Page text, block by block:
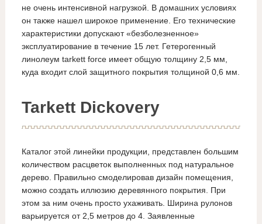
не очень интенсивной нагрузкой. В домашних условиях
он также нашел широкое применение. Его технические
характеристики допускают «безболезненное»
эксплуатирование в течение 15 лет. Гетерогенный
линолеум tarkett force имеет общую толщину 2,5 мм,
куда входит слой защитного покрытия толщиной 0,6 мм.
Tarkett Dickovery
Каталог этой линейки продукции, представлен большим
количеством расцветок выполненных под натуральное
дерево. Правильно смоделировав дизайн помещения,
можно создать иллюзию деревянного покрытия. При
этом за ним очень просто ухаживать. Ширина рулонов
варьируется от 2,5 метров до 4. Заявленные